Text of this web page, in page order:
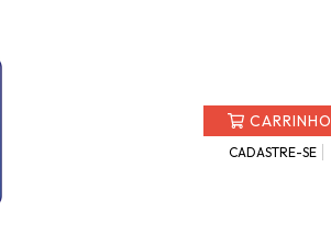
CARRINHO
CADASTRE-SE